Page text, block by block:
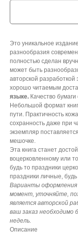
Это уникальное
разнообразия
полностью сделан
может быть
авторской разработкой
хорошо читаемым
языке. Качество
Небольшой формат
пути. Практичность
сохранность даже при
экземпляр
мешочке.
Эта книга станет
воцерковленному или
будь то праздники
праздники личные,
Варианты оформления
момент, уточняйте,
является авторской
ваш заказ необходимо
недель.
Описание